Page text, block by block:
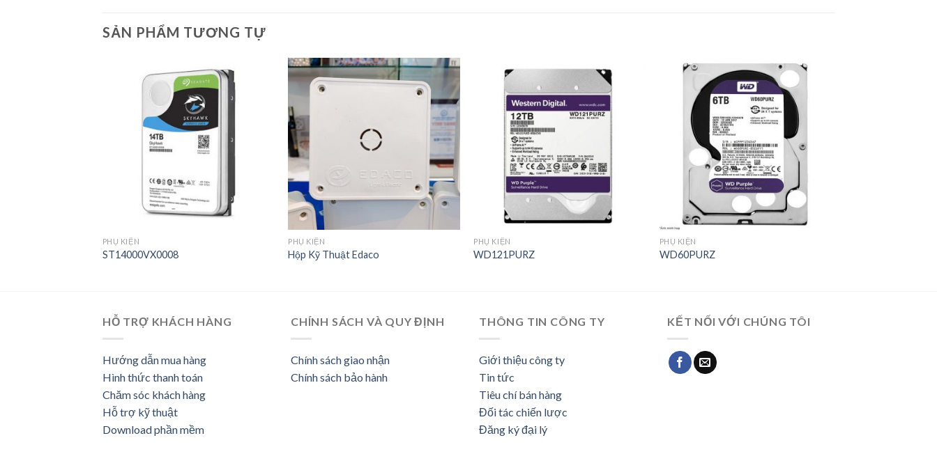
SẢN PHẨM TƯƠNG TỰ
PHỤ KIỆN
ST14000VX0008
PHỤ KIỆN
Hộp Kỹ Thuật Edaco
PHỤ KIỆN
WD121PURZ
PHỤ KIỆN
WD60PURZ
HỖ TRỢ KHÁCH HÀNG
Hướng dẫn mua hàng
Hình thức thanh toán
Chăm sóc khách hàng
Hỗ trợ kỹ thuật
Download phần mềm
CHÍNH SÁCH VÀ QUY ĐỊNH
Chính sách giao nhận
Chính sách bảo hành
THÔNG TIN CÔNG TY
Giới thiệu công ty
Tin tức
Tiêu chí bán hàng
Đối tác chiến lược
Đăng ký đại lý
KẾT NỐI VỚI CHÚNG TÔI